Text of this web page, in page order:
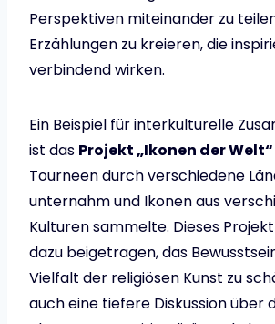
Perspektiven miteinander zu
Erzählungen zu kreieren, die
verbindend wirken.
Ein Beispiel für interkulturelle
ist das Projekt „Ikonen der Welt“
Tourneen durch verschiedene
unternahm und Ikonen aus
Kulturen sammelte. Dieses
dazu beigetragen, das
Vielfalt der religiösen Kunst zu
auch eine tiefere Diskussion über